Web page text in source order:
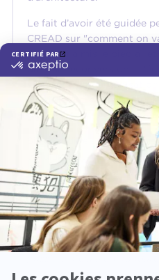
Le fait d’avoir été guidée
CREAD sur "comment on
faire", lui a mis le pied à
dans sa reconversion !
structure, son
aussi des points très
reconversion.
Si Amandine avait un petit
étudiants et futurs
d'architecture intérieure et
«Osez voir grand ! Soyez
dont vous avez envie
jamais voulu être la
En revanche, je voulais
l’Atelier Compostelle.